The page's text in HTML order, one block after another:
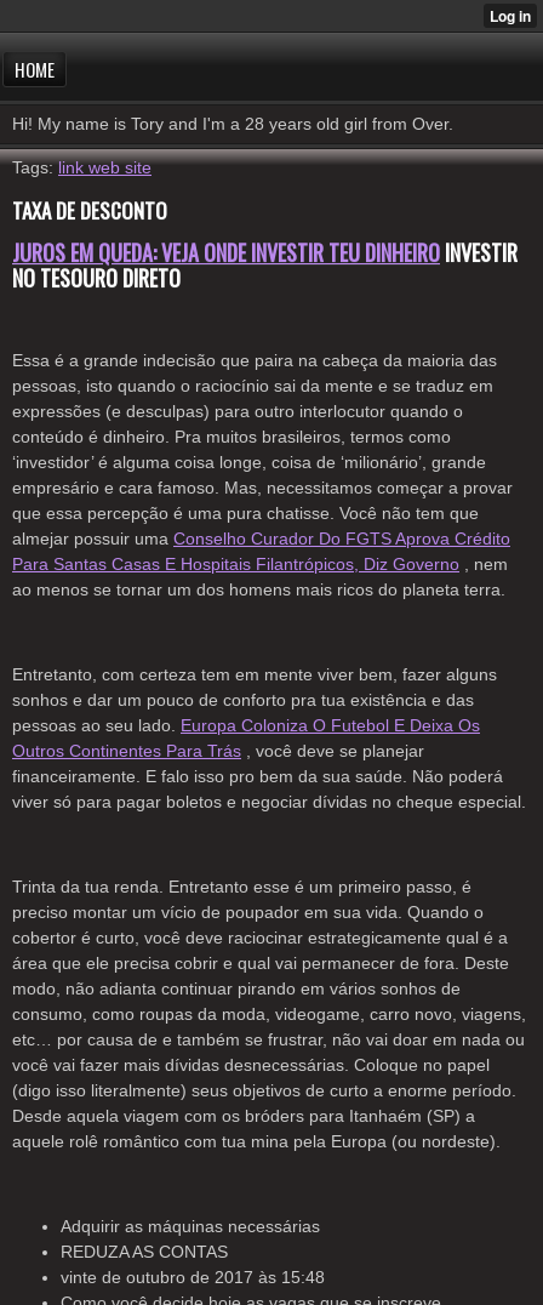
HOME
Hi! My name is Tory and I'm a 28 years old girl from Over.
Tags:link web site
TAXA DE DESCONTO
JUROS EM QUEDA: VEJA ONDE INVESTIR TEU DINHEIROINVESTIR
NO TESOURO DIRETO
Essa é a grande indecisão que paira na cabeça da maioria das
pessoas, isto quando o raciocínio sai da mente e se traduz em
expressões (e desculpas) para outro interlocutor quando o
conteúdo é dinheiro. Pra muitos brasileiros, termos como
‘investidor’ é alguma coisa longe, coisa de ‘milionário’, grande
empresário e cara famoso. Mas, necessitamos começar a provar
que essa percepção é uma pura chatisse. Você não tem que
almejar possuir uma Conselho Curador Do FGTS Aprova Crédito
Para Santas Casas E Hospitais Filantrópicos, Diz Governo , nem
ao menos se tornar um dos homens mais ricos do planeta terra.
Entretanto, com certeza tem em mente viver bem, fazer alguns
sonhos e dar um pouco de conforto pra tua existência e das
pessoas ao seu lado. Europa Coloniza O Futebol E Deixa Os
Outros Continentes Para Trás , você deve se planejar
financeiramente. E falo isso pro bem da sua saúde. Não poderá
viver só para pagar boletos e negociar dívidas no cheque especial.
Trinta da tua renda. Entretanto esse é um primeiro passo, é
preciso montar um vício de poupador em sua vida. Quando o
cobertor é curto, você deve raciocinar estrategicamente qual é a
área que ele precisa cobrir e qual vai permanecer de fora. Deste
modo, não adianta continuar pirando em vários sonhos de
consumo, como roupas da moda, videogame, carro novo, viagens,
etc… por causa de e também se frustrar, não vai doar em nada ou
você vai fazer mais dívidas desnecessárias. Coloque no papel
(digo isso literalmente) seus objetivos de curto a enorme período.
Desde aquela viagem com os bróders para Itanhaém (SP) a
aquele rolê romântico com tua mina pela Europa (ou nordeste).
Adquirir as máquinas necessárias
REDUZA AS CONTAS
vinte de outubro de 2017 às 15:48